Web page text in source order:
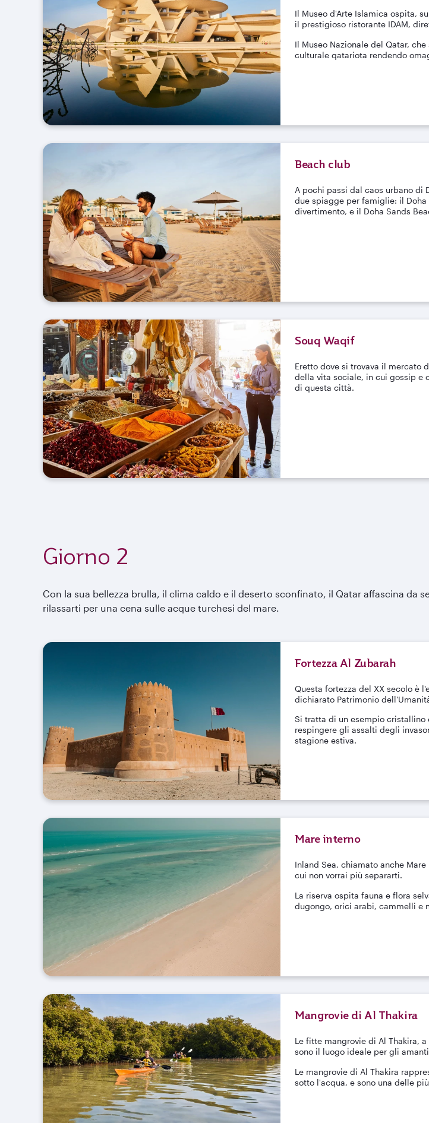
Il Museo d'Arte Islamica ospita,
il prestigioso ristorante IDAM,
Il Museo Nazionale del Qatar,
culturale qatariota rendendo
Beach club
A pochi passi dal caos urbano di
due spiagge per famiglie: il
divertimento, e il Doha Sands
Souq Waqif
Eretto dove si trovava il mercato
della vita sociale, in cui gossip e
di questa città.
Giorno 2
Con la sua bellezza brulla, il clima caldo e il deserto sconfinato, il Qatar affascina da
rilassarti per una cena sulle acque turchesi del mare.
Fortezza Al Zubarah
Questa fortezza del XX secolo è
dichiarato Patrimonio
Si tratta di un esempio cristallino
respingere gli assalti degli
stagione estiva.
Mare interno
Inland Sea, chiamato anche
cui non vorrai più separarti.
La riserva ospita fauna e flora
dugongo, orici arabi, cammelli e
Mangrovie di Al Thakira
Le fitte mangrovie di Al Thakira,
sono il luogo ideale per gli
Le mangrovie di Al Thakira
sotto l'acqua, e sono una delle